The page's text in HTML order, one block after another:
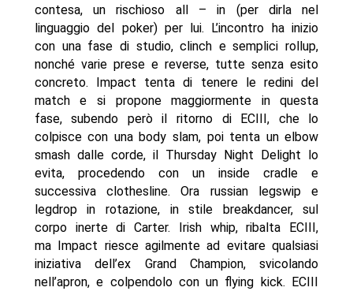
contesa, un rischioso all – in (per dirla nel
linguaggio del poker) per lui. L’incontro ha inizio
con una fase di studio, clinch e semplici rollup,
nonché varie prese e reverse, tutte senza esito
concreto. Impact tenta di tenere le redini del
match e si propone maggiormente in questa
fase, subendo però il ritorno di ECIII, che lo
colpisce con una body slam, poi tenta un elbow
smash dalle corde, il Thursday Night Delight lo
evita, procedendo con un inside cradle e
successiva clothesline. Ora russian legswip e
legdrop in rotazione, in stile breakdancer, sul
corpo inerte di Carter. Irish whip, ribalta ECIII,
ma Impact riesce agilmente ad evitare qualsiasi
iniziativa dell’ex Grand Champion, svicolando
nell’apron, e colpendolo con un flying kick. ECIII